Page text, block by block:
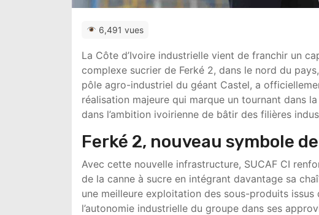
6,491 vues
La Côte d’Ivoire industrielle vient de franchir un
complexe sucrier de Ferké 2, dans le nord du
pôle agro-industriel du géant Castel, a
réalisation majeure qui marque un tournant dans
dans l’ambition ivoirienne de bâtir des filières
Ferké 2, nouveau symbole
Avec cette nouvelle infrastructure, SUCAF CI
de la canne à sucre en intégrant davantage sa
une meilleure exploitation des sous-produits
l’autonomie industrielle du groupe dans ses